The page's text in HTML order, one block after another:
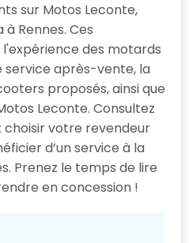
sur Motos Leconte,
Rennes. Ces
des motards
service après-vente, la
proposés, ainsi que
Leconte. Consultez
votre revendeur
d’un service à la
Prenez le temps de lire
en concession !